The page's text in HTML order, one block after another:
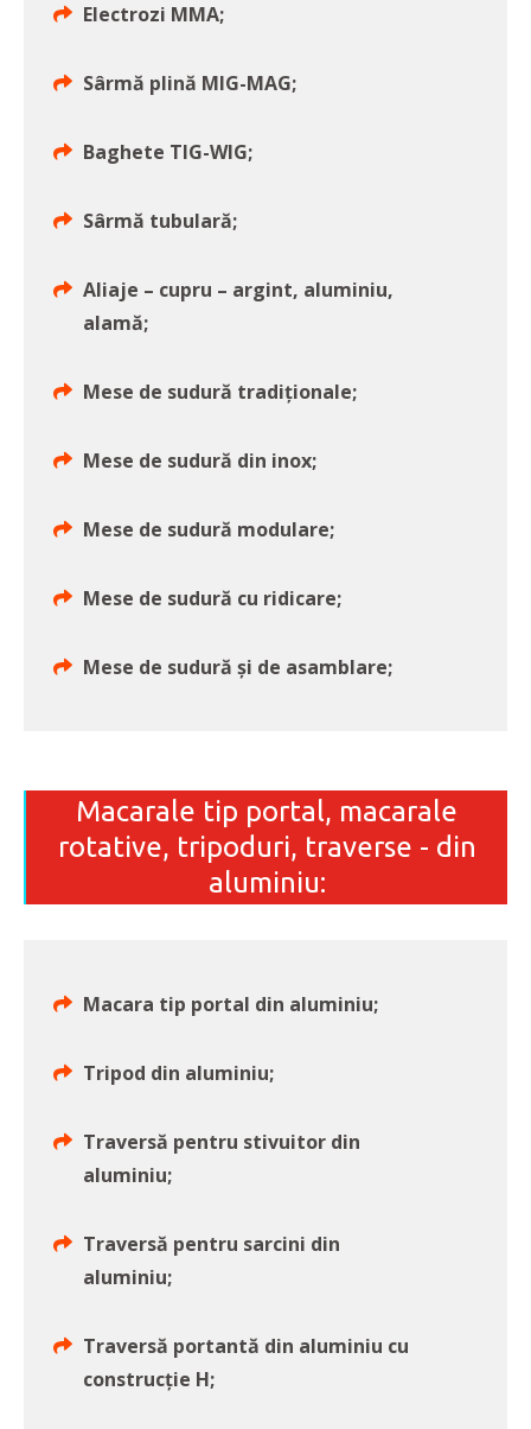
Electrozi MMA;
Sârmă plină MIG-MAG;
Baghete TIG-WIG;
Sârmă tubulară;
Aliaje – cupru – argint, aluminiu,
alamă;
Mese de sudură tradiționale;
Mese de sudură din inox;
Mese de sudură modulare;
Mese de sudură cu ridicare;
Mese de sudură și de asamblare;
Macarale tip portal, macarale
rotative, tripoduri, traverse - din
aluminiu:
Macara tip portal din aluminiu;
Tripod din aluminiu;
Traversă pentru stivuitor din
aluminiu;
Traversă pentru sarcini din
aluminiu;
Traversă portantă din aluminiu cu
construcție H;